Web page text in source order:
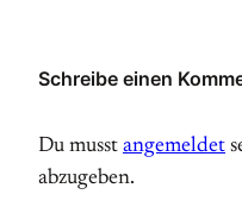
Schreibe einen
Du musst angemeldet
abzugeben.